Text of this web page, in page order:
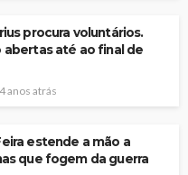
procura voluntários.
abertas até ao final de
4 anos atrás
estende a mão a
que fogem da guerra